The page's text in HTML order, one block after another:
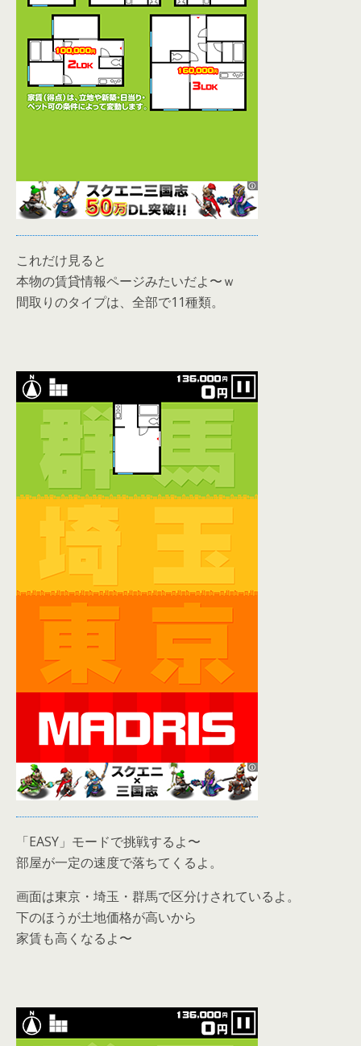
これだけ見ると
本物の賃貸情報ページみたいだよ〜ｗ
間取りのタイプは、全部で11種類。
「EASY」モードで挑戦するよ〜
部屋が一定の速度で落ちてくるよ。
画面は東京・埼玉・群馬で区分けされているよ。
下のほうが土地価格が高いから
家賃も高くなるよ〜